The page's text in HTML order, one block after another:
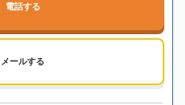
電話する
メールする